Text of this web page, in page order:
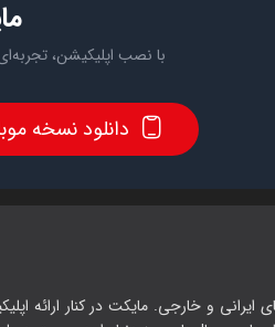
با نصب اپلیکیشن،
دانلود نسخه
ایرانی و خارجی. مایکت در کنار ارائه